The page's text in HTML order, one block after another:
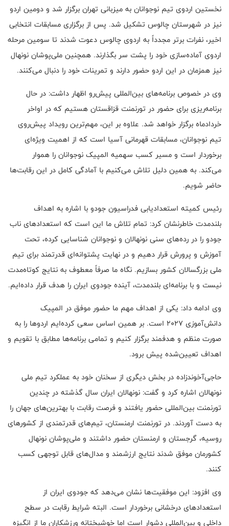
نخستین اردوی تیم نوجوانان به میزبانی تهران برگزار شد و دومین اردو
نیز در شهرستان چالوس تشکیل شد. پس از برگزاری مسابقات انتخابی
اخیر، نفرات برتر مجدداً به اردوی چالوس دعوت شدند تا سومین مرحله
اردوی آماده‌سازی خود را پشت سر بگذارند. همچنین ملی‌پوشان نونهال
نیز همزمان در این اردو حضور دارند و تمرینات خود را دنبال می‌کنند.
وی در خصوص برنامه‌های بین‌المللی پیش‌رو اظهار داشت: در حال
برنامه‌ریزی برای حضور در تورنمنت قزاقستان هستیم که در اواخر
خردادماه برگزار خواهد شد. علاوه بر این، مهم‌ترین رویداد پیش‌روی
تیم نوجوانان، مسابقات قهرمانی آسیا است که از اهمیت ویژه‌ای
برخوردار است و مسیر کسب سهمیه المپیک نوجوانان را هموار
می‌کند. به همین دلیل تلاش می‌کنیم با آمادگی کامل در این رقابت‌ها
حاضر شویم.
رئیس کمیته استعدادیابی فدراسیون جودو با اشاره به اهداف
بلندمدت خاطرنشان کرد: تمام تلاش ما این است که استعدادهای ناب
جودو را در رده‌های سنی نونهالان و نوجوانان شناسایی کرده، تحت
آموزش و پرورش قرار دهیم و در نهایت پشتوانه‌ای قدرتمند برای تیم
ملی بزرگسالان کشور بسازیم. نگاه ما صرفاً معطوف به نتایج کوتاه‌مدت
نیست و با برنامه‌ای بلندمدت، آینده جودوی ایران را هدف قرار داده‌ایم.
وی ادامه داد: یکی از اهداف مهم ما حضور موفق در المپیک
دانش‌آموزی ۲۰۲۷ است. بر همین اساس سعی کرده‌ایم اردوها را به
صورت منظم و هدفمند برگزار کنیم و تمامی برنامه‌ها مطابق با تقویم و
اهداف تعیین‌شده پیش برود.
حاجی‌آخوندزاده در بخش دیگری از سخنان خود به عملکرد تیم ملی
نونهالان اشاره کرد و گفت: نونهالان ایران سال گذشته در چندین
تورنمنت بین‌المللی حضور یافتند و فرصت رقابت با بهترین‌های جهان را
به دست آوردند. در تورنمنت ارمنستان، تیم‌های قدرتمندی از کشورهای
روسیه، گرجستان و ارمنستان حضور داشتند و ملی‌پوشان نونهال
کشورمان موفق شدند نتایج ارزشمند و مدال‌های قابل توجهی کسب
کنند.
وی افزود: این موفقیت‌ها نشان می‌دهد که جودوی ایران از
استعدادهای درخشانی برخوردار است. البته شرایط رقابت در سطح
داخلی و بین‌المللی دشوار است اما خوشبختانه ورزشکاران ما از انگیزه